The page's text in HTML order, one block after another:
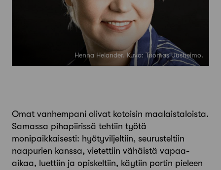
Henna Helander. Kuva: Tuomas Uusheimo.
Omat vanhempani olivat kotoisin maalaistaloista.
Samassa pihapiirissä tehtiin työtä
monipaikkaisesti: hyötyviljeltiin, seurusteltiin
naapurien kanssa, vietettiin vähäistä vapaa-
aikaa, luettiin ja opiskeltiin, käytiin portin pieleen